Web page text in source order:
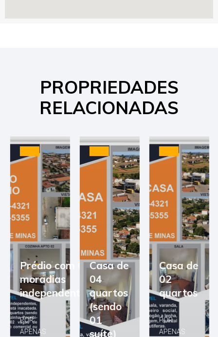
PROPRIEDADES
RELACIONADAS
Prédio com 03
moradias
independentes
POR
APENAS
Casa de
04
quartos
(sendo
01
suíte)
Casa de
02
quartos
POR
APENAS